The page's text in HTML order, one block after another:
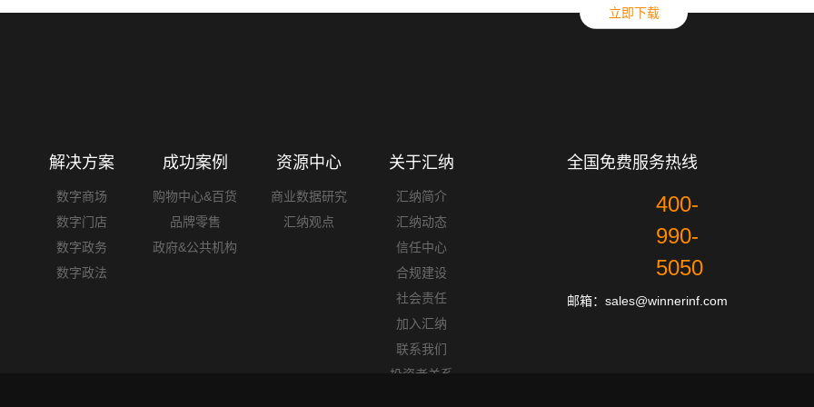
立即下载
解决方案
数字商场
数字门店
数字政务
数字政法
成功案例
购物中心&百货
品牌零售
政府&公共机构
资源中心
商业数据研究
汇纳观点
关于汇纳
汇纳简介
汇纳动态
信任中心
合规建设
社会责任
加入汇纳
联系我们
投资者关系
全国免费服务热线
400-
990-
5050
邮箱：sales@winnerinf.com